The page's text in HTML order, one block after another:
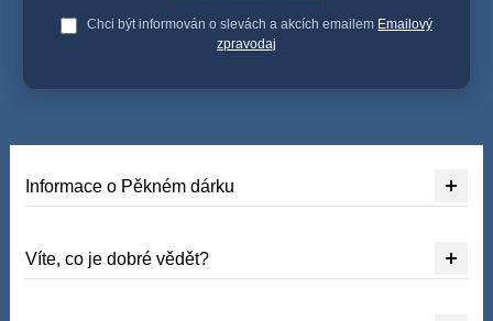
Chci být informován o slevách a akcích emailem Emailový
zpravodaj
Informace o Pěkném dárku
Víte, co je dobré vědět?